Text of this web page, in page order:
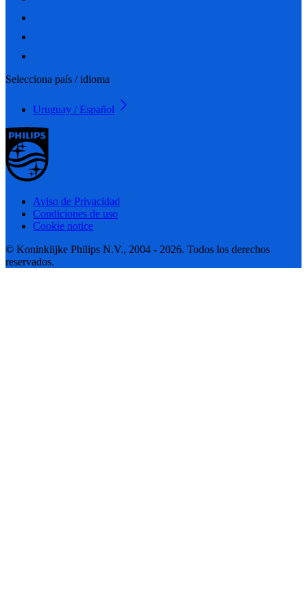
Selecciona país / idioma
Uruguay / Español
Aviso de Privacidad
Condiciones de uso
Cookie notice
© Koninklijke Philips N.V., 2004 - 2026. Todos los derechos
reservados.